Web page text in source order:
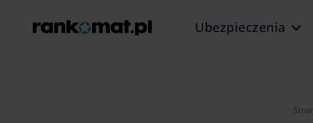
Ubezpieczenia